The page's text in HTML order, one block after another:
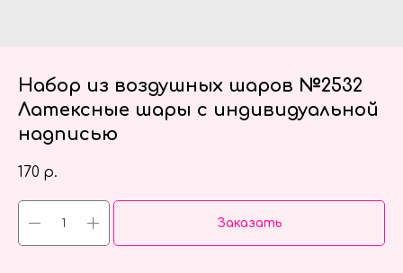
Набор из воздушных шаров №2532
Латексные шары с индивидуальной
надписью
170 р.
Заказать